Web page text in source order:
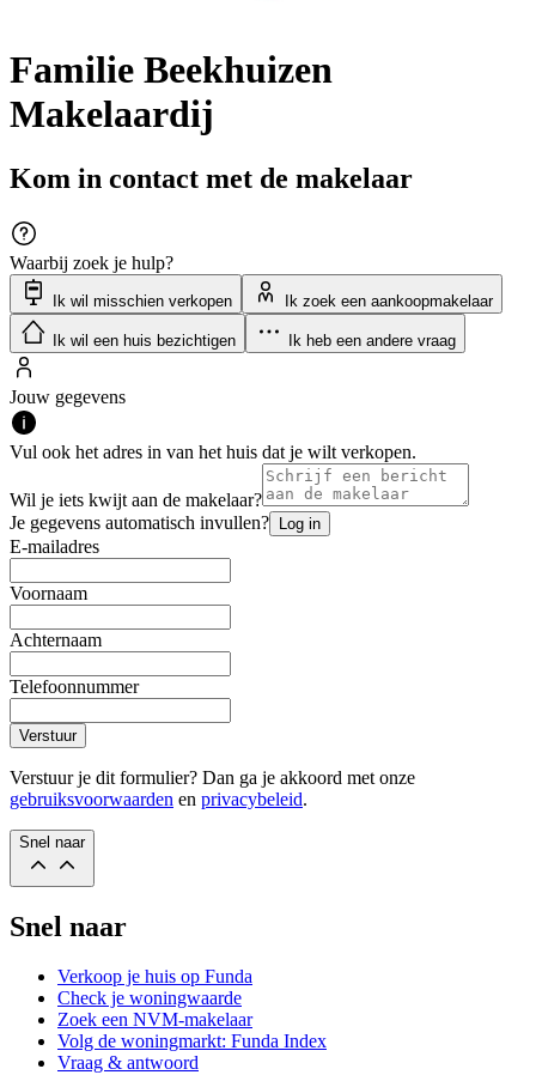
Familie Beekhuizen
Makelaardij
Kom in contact met de makelaar
Waarbij zoek je hulp?
Ik wil misschien verkopen Ik zoek een aankoopmakelaar
Ik wil een huis bezichtigen Ik heb een andere vraag
Jouw gegevens
Vul ook het adres in van het huis dat je wilt verkopen.
Wil je iets kwijt aan de makelaar?
Je gegevens automatisch invullen? Log in
E-mailadres
Voornaam
Achternaam
Telefoonnummer
Verstuur
Verstuur je dit formulier? Dan ga je akkoord met onze
gebruiksvoorwaarden en privacybeleid.
Snel naar
Snel naar
Verkoop je huis op Funda
Check je woningwaarde
Zoek een NVM-makelaar
Volg de woningmarkt: Funda Index
Vraag & antwoord